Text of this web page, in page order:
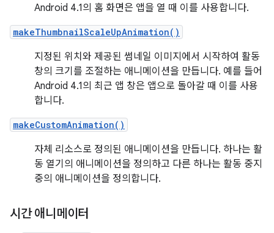
Android 4.1의 홈 화면은 앱을 열 때 이를 사용합니다.
makeThumbnailScaleUpAnimation()
지정된 위치와 제공된 썸네일 이미지에서 시작하여 활동
창의 크기를 조절하는 애니메이션을 만듭니다. 예를 들어
Android 4.1의 최근 앱 창은 앱으로 돌아갈 때 이를 사용
합니다.
makeCustomAnimation()
자체 리소스로 정의된 애니메이션을 만듭니다. 하나는 활
동 열기의 애니메이션을 정의하고 다른 하나는 활동 중지
중의 애니메이션을 정의합니다.
시간 애니메이터